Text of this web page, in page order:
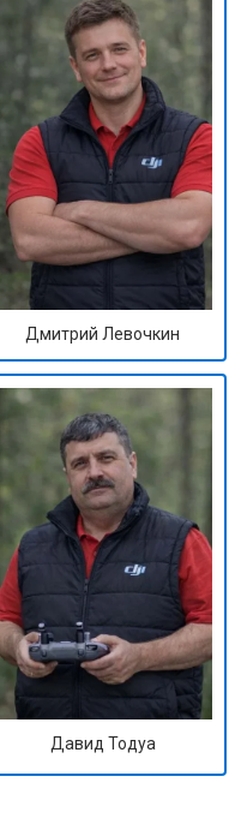
Дмитрий Левочкин
Давид Тодуа